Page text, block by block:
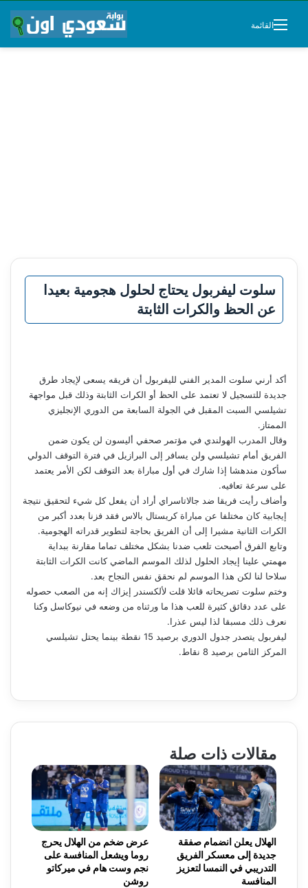
القائمة
سلوت ليفربول يحتاج لحلول هجومية بعيدا
عن الحظ والكرات الثابتة
أكد أرني سلوت المدير الفني لليفربول أن فريقه يسعى لإيجاد طرق
جديدة للتسجيل لا تعتمد على الحظ أو الكرات الثابتة وذلك قبل مواجهة
تشيلسي السبت المقبل في الجولة السابعة من الدوري الإنجليزي
الممتاز.
وقال المدرب الهولندي في مؤتمر صحفي أليسون لن يكون ضمن
الفريق أمام تشيلسي ولن يسافر إلى البرازيل في فترة التوقف الدولي
سأكون مندهشا إذا شارك في أول مباراة بعد التوقف لكن الأمر يعتمد
على سرعة تعافيه.
وأضاف رأيت فريقا ضد جالاتاسراي أراد أن يفعل كل شيء لتحقيق نتيجة
إيجابية كان مختلفا عن مباراة كريستال بالاس فقد فزنا بعدد أكبر من
الكرات الثانية مشيرا إلى أن الفريق بحاجة لتطوير قدراته الهجومية.
وتابع الفرق أصبحت تلعب ضدنا بشكل مختلف تماما مقارنة ببداية
مهمتي علينا إيجاد الحلول لذلك الموسم الماضي كانت الكرات الثابتة
سلاحا لنا لكن هذا الموسم لم نحقق نفس النجاح بعد.
وختم سلوت تصريحاته قائلا قلت لألكسندر إيزاك إنه من الصعب حصوله
على عدد دقائق كثيرة للعب هذا ما ورثناه من وضعه في نيوكاسل وكنا
نعرف ذلك مسبقا لذا ليس عذرا.
ليفربول يتصدر جدول الدوري برصيد 15 نقطة بينما يحتل تشيلسي
المركز الثامن برصيد 8 نقاط.
مقالات ذات صلة
عرض ضخم من الهلال يحرج
روما ويشعل المنافسة على
نجم وست هام في ميركاتو
روشن
الهلال يعلن انضمام صفقة
جديدة إلى معسكر الفريق
التدريبي في النمسا لتعزيز
المنافسة